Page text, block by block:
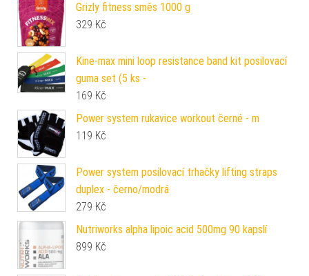
Grizly fitness směs 1000 g
329 Kč
Kine-max mini loop resistance band kit posilovací
guma set (5 ks -
169 Kč
Power system rukavice workout černé - m
119 Kč
Power system posilovací trhačky lifting straps
duplex - černo/modrá
279 Kč
Nutriworks alpha lipoic acid 500mg 90 kapslí
899 Kč